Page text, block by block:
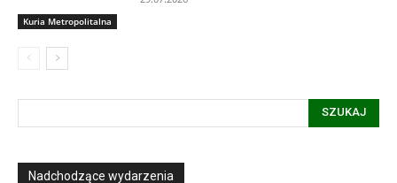
Kuria Metropolitalna
SZUKAJ
Nadchodzące wydarzenia